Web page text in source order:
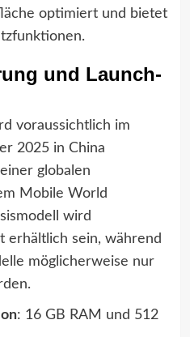
optimiert und bietet
und Launch-
voraussichtlich im
2025 in China
globalen
Mobile World
wird
erhältlich sein, während
möglicherweise nur
: 16 GB RAM und 512